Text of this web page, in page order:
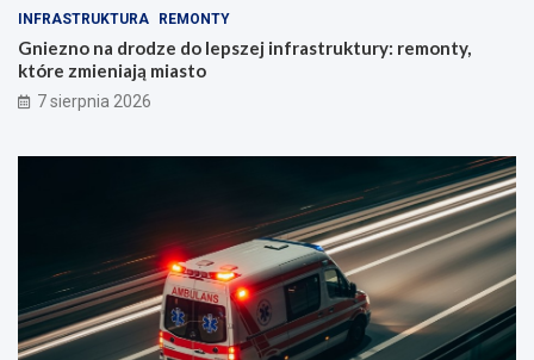
INFRASTRUKTURA REMONTY
Gniezno na drodze do lepszej infrastruktury: remonty,
które zmieniają miasto
7 sierpnia 2026